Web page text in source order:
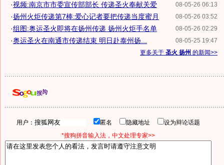
08-05-26 06:13
·视频:南京市市委宣传部部长 传递圣火奉献关爱
08-05-26 03:52
·扬州火炬传递第7棒:爱心记者要把传递当度蜜月
08-05-26 02:29
·组图:奥运圣火即将在扬州传递 扬州火炬手名单
08-05-25 19:47
·奥运圣火在南通市传递结束 明日赴泰州扬...
更多关于 圣火 扬州 的新闻>>
用户： 匿名 隐藏地址
设为辩论话题
*搜狗拼音输入法，中文处理专家>>